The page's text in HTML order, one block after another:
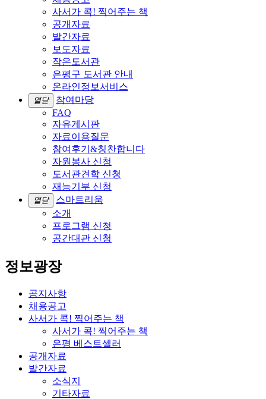
사서가 콕! 찍어주는 책
공개자료
발간자료
보도자료
작은도서관
은평구 도서관 안내
온라인정보서비스
열닫
참여마당
FAQ
자유게시판
자료이용질문
참여후기&칭찬합니다
자원봉사 신청
도서관견학 신청
재능기부 신청
열닫
스마트리움
소개
프로그램 신청
공간대관 신청
정보광장
공지사항
채용공고
사서가 콕! 찍어주는 책
사서가 콕! 찍어주는 책
은평 베스트셀러
공개자료
발간자료
소식지
기타자료